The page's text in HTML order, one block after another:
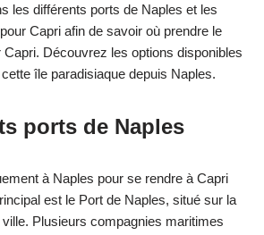
les différents ports de Naples et les
Capri afin de savoir où prendre le
Capri. Découvrez les options disponibles
île paradisiaque depuis Naples.
ports de Naples
à Naples pour se rendre à Capri
est le Port de Naples, situé sur la
Plusieurs compagnies maritimes